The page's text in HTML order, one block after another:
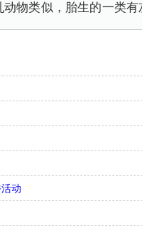
物类似，胎生的一类有
动